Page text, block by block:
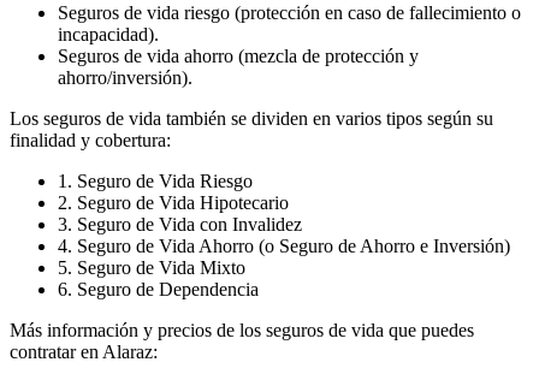
Seguros de vida riesgo (protección en caso de fallecimiento o
incapacidad).
Seguros de vida ahorro (mezcla de protección y
ahorro/inversión).
Los seguros de vida también se dividen en varios tipos según su
finalidad y cobertura:
1. Seguro de Vida Riesgo
2. Seguro de Vida Hipotecario
3. Seguro de Vida con Invalidez
4. Seguro de Vida Ahorro (o Seguro de Ahorro e Inversión)
5. Seguro de Vida Mixto
6. Seguro de Dependencia
Más información y precios de los seguros de vida que puedes
contratar en Alaraz: